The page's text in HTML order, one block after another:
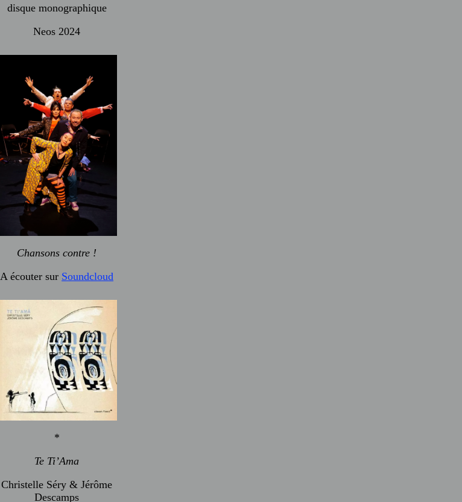
disque monographique
Neos 2024
Chansons contre !
A écouter sur Soundcloud
*
Te Ti’Ama
Christelle Séry & Jérôme
Descamps